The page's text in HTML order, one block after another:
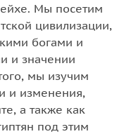
Мы посетим
цивилизации,
богами и
и значении
мы изучим
и изменения,
а также как
под этим